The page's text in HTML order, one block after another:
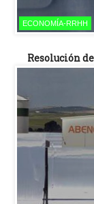
ECONOMÍA-RRHH
Resolución